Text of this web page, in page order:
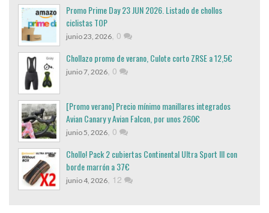
Promo Prime Day 23 JUN 2026. Listado de chollos
ciclistas TOP
junio 23, 2026, 0
Chollazo promo de verano, Culote corto ZRSE a 12,5€
junio 7, 2026, 0
[Promo verano] Precio mínimo manillares integrados
Avian Canary y Avian Falcon, por unos 260€
junio 5, 2026, 0
Chollo! Pack 2 cubiertas Continental Ultra Sport III con
borde marrón a 37€
junio 4, 2026, 12